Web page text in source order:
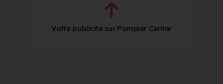
Votre publicité sur Pompier Center